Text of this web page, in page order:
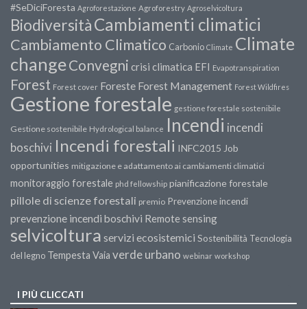
#SeDiciForesta Agroforestazione Agroforestry Agroselvicoltura
BiodiversitàCambiamenti climatici
Cambiamento Climatico Carbonio Climate Climate
changeConvegni crisi climatica EFI Evapotranspiration
Forest Forest cover Foreste Forest Management Forest Wildfires
Gestione forestale gestione forestale sostenibile
Gestione sostenibile Hydrological balance Incendi incendi
boschivi Incendi forestali INFC2015 Job
opportunities mitigazione e adattamento ai cambiamenti climatici
monitoraggio forestale phd fellowship pianificazione forestale
pillole di scienze forestali premio Prevenzione incendi
prevenzione incendi boschivi Remote sensing
selvicoltura servizi ecosistemici Sostenibilità Tecnologia
del legno Tempesta Vaia verde urbano webinar workshop
I PIÙ CLICCATI